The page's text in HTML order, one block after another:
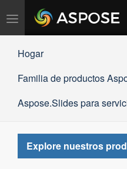
Alternar
navegación
Hogar
Familia de productos
Aspose.Slides para
Explore nuestros